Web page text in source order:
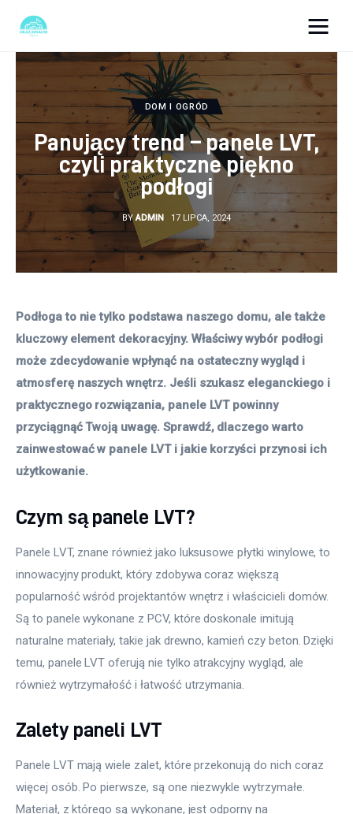
Turystyka
Lifestyle
Dom i ogród
Uroda
Zdrowie
DOM I OGRÓD
Panujący trend – panele LVT,
czyli praktyczne piękno
podłogi
BY ADMIN 17 LIPCA, 2024
Podłoga to nie tylko podstawa naszego domu, ale także
kluczowy element dekoracyjny. Właściwy wybór podłogi
może zdecydowanie wpłynąć na ostateczny wygląd i
atmosferę naszych wnętrz. Jeśli szukasz eleganckiego i
praktycznego rozwiązania, panele LVT powinny
przyciągnąć Twoją uwagę. Sprawdź, dlaczego warto
zainwestować w panele LVT i jakie korzyści przynosi ich
użytkowanie.
Czym są panele LVT?
Panele LVT, znane również jako luksusowe płytki winylowe, to
innowacyjny produkt, który zdobywa coraz większą
popularność wśród projektantów wnętrz i właścicieli domów.
Są to panele wykonane z PCV, które doskonale imitują
naturalne materiały, takie jak drewno, kamień czy beton. Dzięki
temu, panele LVT oferują nie tylko atrakcyjny wygląd, ale
również wytrzymałość i łatwość utrzymania.
Zalety paneli LVT
Panele LVT mają wiele zalet, które przekonują do nich coraz
więcej osób. Po pierwsze, są one niezwykle wytrzymałe.
Materiał, z którego są wykonane, jest odporny na